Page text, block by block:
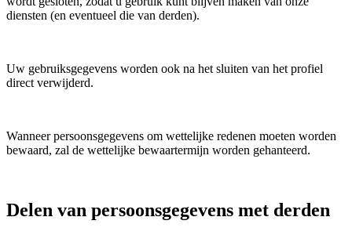
diensten (en eventueel die van derden).
Uw gebruiksgegevens worden ook na het sluiten van het profiel
direct verwijderd.
Wanneer persoonsgegevens om wettelijke redenen moeten worden
bewaard, zal de wettelijke bewaartermijn worden gehanteerd.
Delen van persoonsgegevens met derden